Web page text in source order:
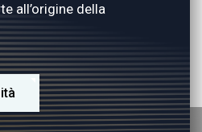
all’origine della